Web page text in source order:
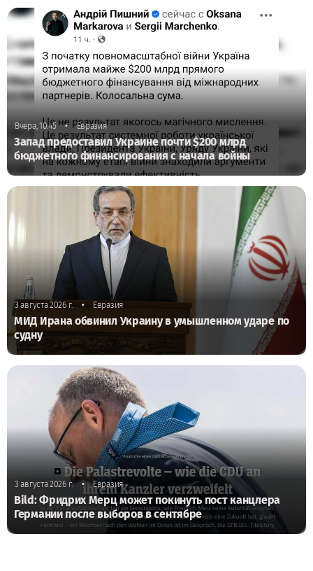
Вчера, 10:45 • Евразия
Запад предоставил Украине почти $200 млрд
бюджетного финансирования с начала войны
3 августа 2026 г. • Евразия
МИД Ирана обвинил Украину в умышленном ударе по
судну
3 августа 2026 г. • Евразия
Bild: Фридрих Мерц может покинуть пост канцлера
Германии после выборов в сентябре